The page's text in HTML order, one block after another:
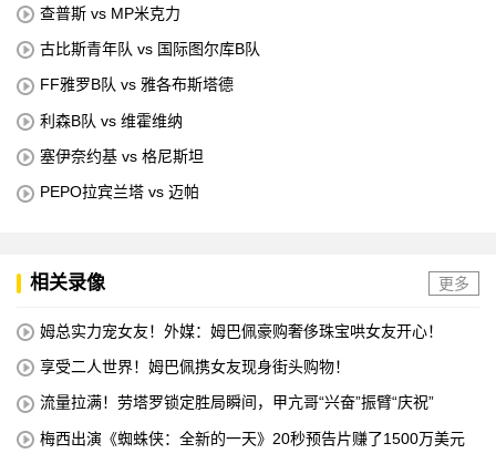
查普斯 vs MP米克力
古比斯青年队 vs 国际图尔库B队
FF雅罗B队 vs 雅各布斯塔德
利森B队 vs 维霍维纳
塞伊奈约基 vs 格尼斯坦
PEPO拉宾兰塔 vs 迈帕
相关录像 更多
姆总实力宠女友！外媒：姆巴佩豪购奢侈珠宝哄女友开心！
享受二人世界！姆巴佩携女友现身街头购物！
流量拉满！劳塔罗锁定胜局瞬间，甲亢哥“兴奋”振臂“庆祝”
梅西出演《蜘蛛侠：全新的一天》20秒预告片赚了1500万美元